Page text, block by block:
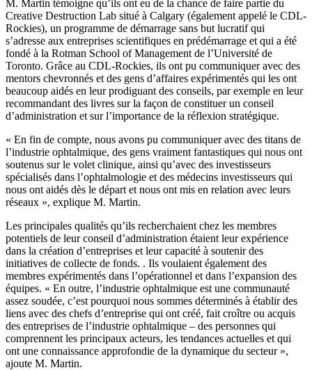
M. Martin témoigne qu’ils ont eu de la chance de faire partie du
Creative Destruction Lab situé à Calgary (également appelé le CDL-
Rockies), un programme de démarrage sans but lucratif qui
s’adresse aux entreprises scientifiques en prédémarrage et qui a été
fondé à la Rotman School of Management de l’Université de
Toronto. Grâce au CDL-Rockies, ils ont pu communiquer avec des
mentors chevronnés et des gens d’affaires expérimentés qui les ont
beaucoup aidés en leur prodiguant des conseils, par exemple en leur
recommandant des livres sur la façon de constituer un conseil
d’administration et sur l’importance de la réflexion stratégique.
« En fin de compte, nous avons pu communiquer avec des titans de
l’industrie ophtalmique, des gens vraiment fantastiques qui nous ont
soutenus sur le volet clinique, ainsi qu’avec des investisseurs
spécialisés dans l’ophtalmologie et des médecins investisseurs qui
nous ont aidés dès le départ et nous ont mis en relation avec leurs
réseaux », explique M. Martin.
Les principales qualités qu’ils recherchaient chez les membres
potentiels de leur conseil d’administration étaient leur expérience
dans la création d’entreprises et leur capacité à soutenir des
initiatives de collecte de fonds. . Ils voulaient également des
membres expérimentés dans l’opérationnel et dans l’expansion des
équipes. « En outre, l’industrie ophtalmique est une communauté
assez soudée, c’est pourquoi nous sommes déterminés à établir des
liens avec des chefs d’entreprise qui ont créé, fait croître ou acquis
des entreprises de l’industrie ophtalmique – des personnes qui
comprennent les principaux acteurs, les tendances actuelles et qui
ont une connaissance approfondie de la dynamique du secteur »,
ajoute M. Martin.